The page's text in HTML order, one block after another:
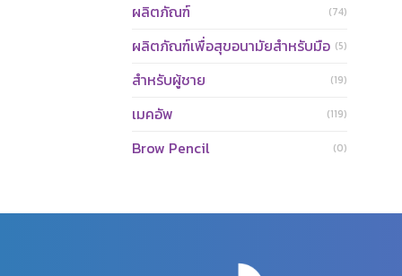
ผลิตภัณฑ์ (74)
ผลิตภัณฑ์เพื่อสุขอนามัยสำหรับมือ (5)
สำหรับผู้ชาย (19)
เมคอัพ (119)
Brow Pencil (0)